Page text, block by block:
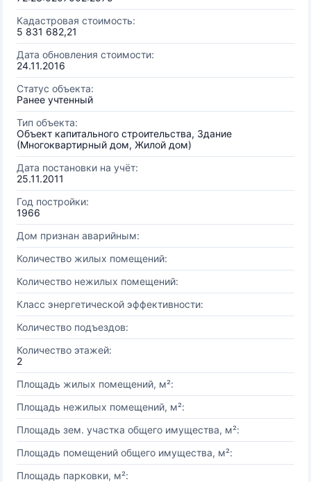
Кадастровая стоимость:
5 831 682,21
Дата обновления стоимости:
24.11.2016
Статус объекта:
Ранее учтенный
Тип объекта:
Объект капитального строительства, Здание
(Многоквартирный дом, Жилой дом)
Дата постановки на учёт:
25.11.2011
Год постройки:
1966
Дом признан аварийным:
Количество жилых помещений:
Количество нежилых помещений:
Класс энергетической эффективности:
Количество подъездов:
Количество этажей:
2
Площадь жилых помещений, м²:
Площадь нежилых помещений, м²:
Площадь зем. участка общего имущества, м²:
Площадь помещений общего имущества, м²:
Площадь парковки, м²: